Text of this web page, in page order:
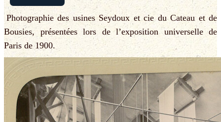
Photographie des usines Seydoux et cie du Cateau et de
Bousies, présentées lors de l’exposition universelle de
Paris de 1900.